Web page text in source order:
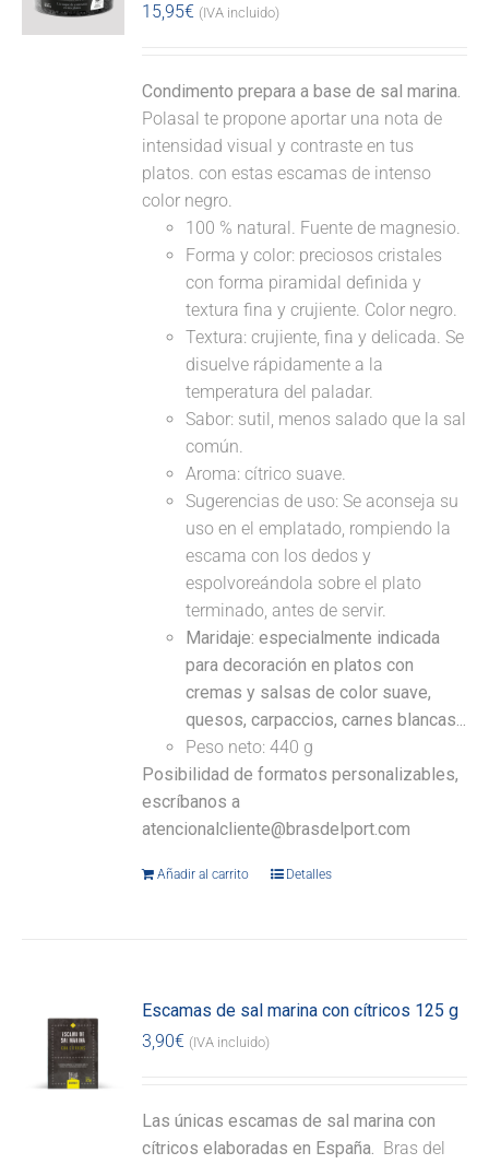
15,95€ (IVA incluido)
Condimento prepara a base de sal marina.
Polasal te propone aportar una nota de
intensidad visual y contraste en tus
platos. con estas escamas de intenso
color negro.
100 % natural. Fuente de magnesio.
Forma y color: preciosos cristales
con forma piramidal definida y
textura fina y crujiente. Color negro.
Textura: crujiente, fina y delicada. Se
disuelve rápidamente a la
temperatura del paladar.
Sabor: sutil, menos salado que la sal
común.
Aroma: cítrico suave.
Sugerencias de uso: Se aconseja su
uso en el emplatado, rompiendo la
escama con los dedos y
espolvoreándola sobre el plato
terminado, antes de servir.
Maridaje: especialmente indicada
para decoración en platos con
cremas y salsas de color suave,
quesos, carpaccios, carnes blancas...
Peso neto: 440 g
Posibilidad de formatos personalizables,
escríbanos a
atencionalcliente@brasdelport.com
Añadir al carrito Detalles
Escamas de sal marina con cítricos 125 g
3,90€ (IVA incluido)
Las únicas escamas de sal marina con
cítricos elaboradas en España. Bras del